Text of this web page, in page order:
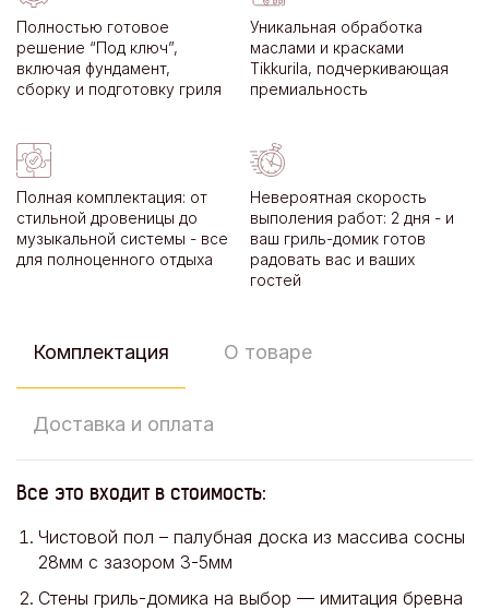
Полностью готовое
решение “Под ключ”,
включая фундамент,
сборку и подготовку гриля
Уникальная обработка
маслами и красками
Tikkurila, подчеркивающая
премиальность
Полная комплектация: от
стильной дровеницы до
музыкальной системы - все
для полноценного отдыха
Невероятная скорость
выполения работ: 2 дня - и
ваш гриль-домик готов
радовать вас и ваших
гостей
Комплектация О товаре
Доставка и оплата
Все это входит в стоимость:
Чистовой пол – палубная доска из массива сосны
28мм с зазором 3-5мм
Стены гриль-домика на выбор — имитация бревна